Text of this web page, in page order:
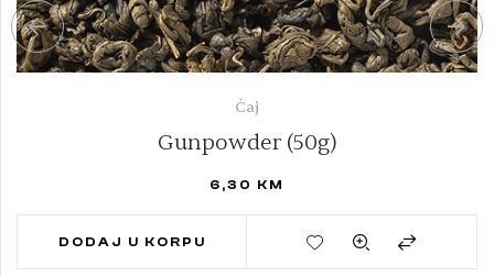
Čaj
Gunpowder (50g)
6,30 KM
DODAJ U KORPU